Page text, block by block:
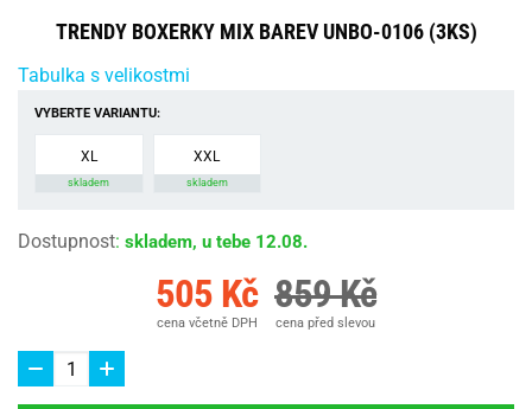
TRENDY BOXERKY MIX BAREV UNBO-0106 (3KS)
Tabulka s velikostmi
VYBERTE VARIANTU:
XL
skladem
XXL
skladem
Dostupnost: skladem, u tebe 12.08.
505 Kč
cena včetně DPH
859 Kč
cena před slevou